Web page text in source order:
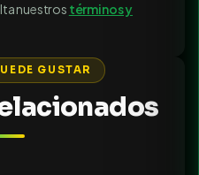
nuestros términos y
GUSTAR